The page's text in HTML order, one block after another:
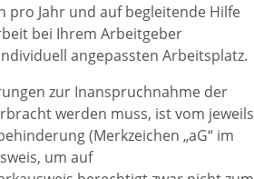
pro Jahr und auf begleitende Hilfe
bei Ihrem Arbeitgeber
angepassten Arbeitsplatz.
zur Inanspruchnahme der
werden muss, ist vom jeweils
(Merkzeichen „aG“ im
um auf